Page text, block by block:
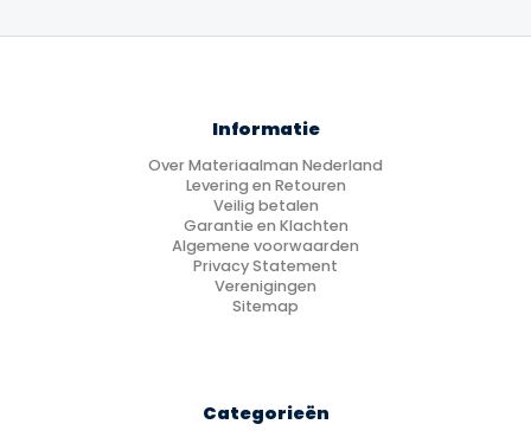
Informatie
Over Materiaalman Nederland
Levering en Retouren
Veilig betalen
Garantie en Klachten
Algemene voorwaarden
Privacy Statement
Verenigingen
Sitemap
Categorieën